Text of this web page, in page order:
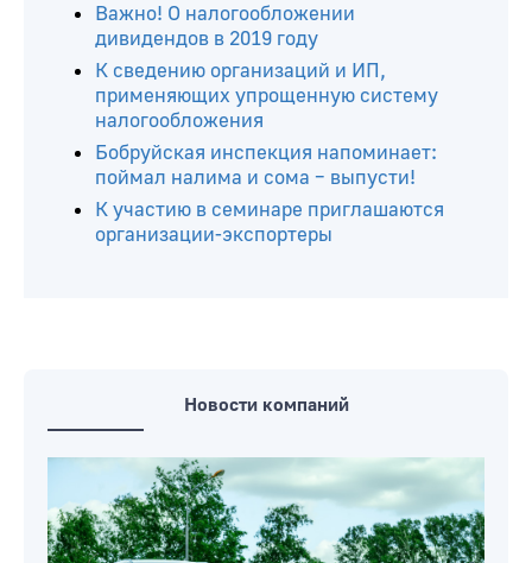
Важно! О налогообложении
дивидендов в 2019 году
К сведению организаций и ИП,
применяющих упрощенную систему
налогообложения
Бобруйская инспекция напоминает:
поймал налима и сома – выпусти!
К участию в семинаре приглашаются
организации-экспортеры
Новости компаний